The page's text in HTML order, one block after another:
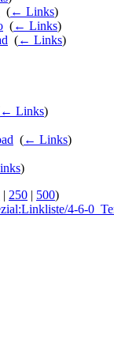
(← Links)
(← Links)
(← Links)
← Links)
(← Links)
)
| 250 | 500)
4-6-